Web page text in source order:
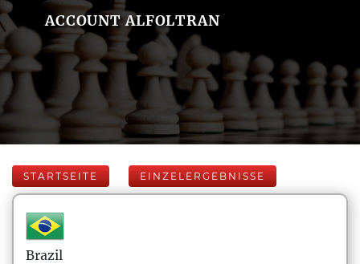
ACCOUNT ALFOLTRAN
STARTSEITE EINZELERGEBNISSE
Brazil